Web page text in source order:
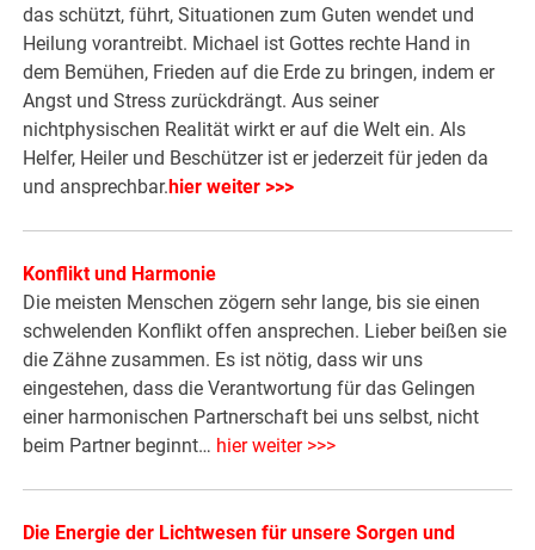
das schützt, führt, Situationen zum Guten wendet und
Heilung vorantreibt. Michael ist Gottes rechte Hand in
dem Bemühen, Frieden auf die Erde zu bringen, indem er
Angst und Stress zurückdrängt. Aus seiner
nichtphysischen Realität wirkt er auf die Welt ein. Als
Helfer, Heiler und Beschützer ist er jederzeit für jeden da
und ansprechbar. hier weiter >>>
Konflikt und Harmonie
Die meisten Menschen zögern sehr lange, bis sie einen
schwelenden Konflikt offen ansprechen. Lieber beißen sie
die Zähne zusammen. Es ist nötig, dass wir uns
eingestehen, dass die Verantwortung für das Gelingen
einer harmonischen Partnerschaft bei uns selbst, nicht
beim Partner beginnt… hier weiter >>>
Die Energie der Lichtwesen für unsere Sorgen und